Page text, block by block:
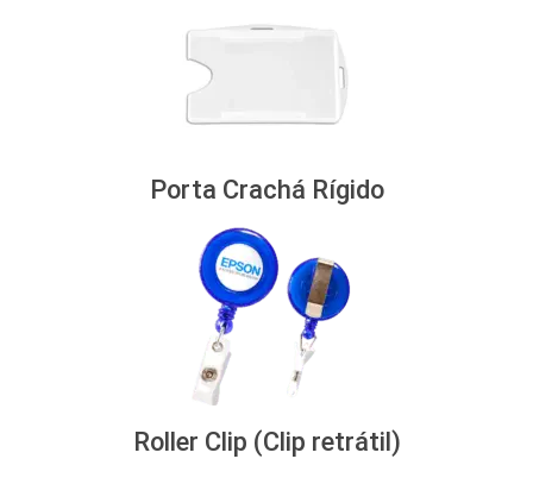
Porta Crachá Rígido
Roller Clip (Clip retrátil)